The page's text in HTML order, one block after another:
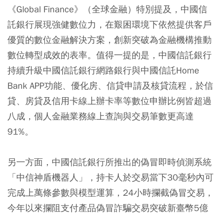
《Global Finance》（全球金融）特別提及，中國信
託銀行展現強健數位力，在艱困環境下依然提供客戶
優質的數位金融解決方案，創新突破為金融機構推動
數位轉型成效的表率。值得一提的是，中國信託銀行
持續升級中國信託銀行網路銀行與中國信託Home
Bank APP功能、優化房、信貸申請及核貸流程，於信
貸、房貸及信用卡線上辦卡率等數位申辦比例皆超過
八成，個人金融業務線上查詢與交易筆數更高達
91%。
另一方面，中國信託銀行所推出的偽冒即時偵測系統
「中信神盾機器人」，持卡人於交易當下30毫秒內可
完成上萬條參數與模型運算，24小時攔截偽冒交易，
今年以來攔阻支付產品偽冒詐騙交易突破新臺幣5億